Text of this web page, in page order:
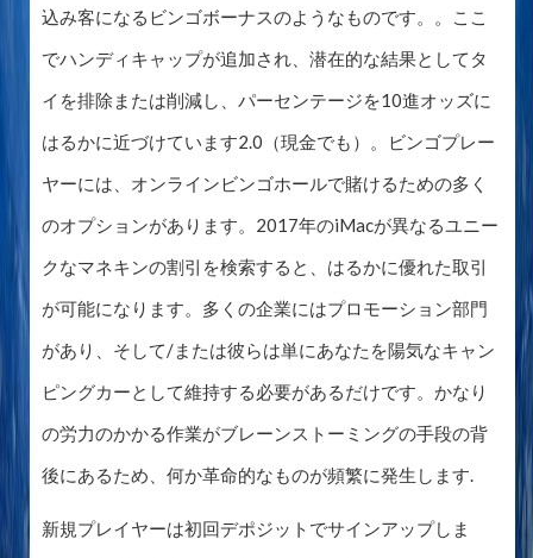
込み客になるビンゴボーナスのようなものです。。ここ
でハンディキャップが追加され、潜在的な結果としてタ
イを排除または削減し、パーセンテージを10進オッズに
はるかに近づけています2.0（現金でも）。ビンゴプレー
ヤーには、オンラインビンゴホールで賭けるための多く
のオプションがあります。2017年のiMacが異なるユニー
クなマネキンの割引を検索すると、はるかに優れた取引
が可能になります。多くの企業にはプロモーション部門
があり、そして/または彼らは単にあなたを陽気なキャン
ピングカーとして維持する必要があるだけです。かなり
の労力のかかる作業がブレーンストーミングの手段の背
後にあるため、何か革命的なものが頻繁に発生します.
新規プレイヤーは初回デポジットでサインアップしま